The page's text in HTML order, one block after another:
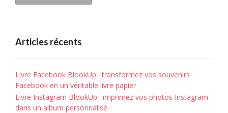
Articles récents
Livre Facebook BlookUp : transformez vos souvenirs
Facebook en un véritable livre papier
Livre Instagram BlookUp : imprimez vos photos Instagram
dans un album personnalisé.